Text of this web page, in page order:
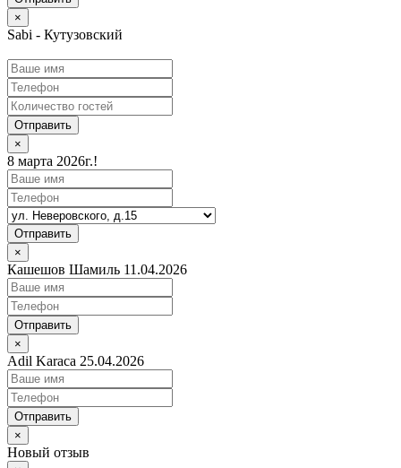
×
Sabi - Кутузовский
Отправить
×
8 марта 2026г.!
Отправить
×
Кашешов Шамиль 11.04.2026
Отправить
×
Adil Karaca 25.04.2026
Отправить
×
Новый отзыв